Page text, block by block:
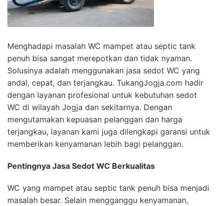
Menghadapi masalah WC mampet atau septic tank
penuh bisa sangat merepotkan dan tidak nyaman.
Solusinya adalah menggunakan jasa sedot WC yang
andal, cepat, dan terjangkau. TukangJogja.com hadir
dengan layanan profesional untuk kebutuhan sedot
WC di wilayah Jogja dan sekitarnya. Dengan
mengutamakan kepuasan pelanggan dan harga
terjangkau, layanan kami juga dilengkapi garansi untuk
memberikan kenyamanan lebih bagi pelanggan.
Pentingnya Jasa Sedot WC Berkualitas
WC yang mampet atau septic tank penuh bisa menjadi
masalah besar. Selain mengganggu kenyamanan,